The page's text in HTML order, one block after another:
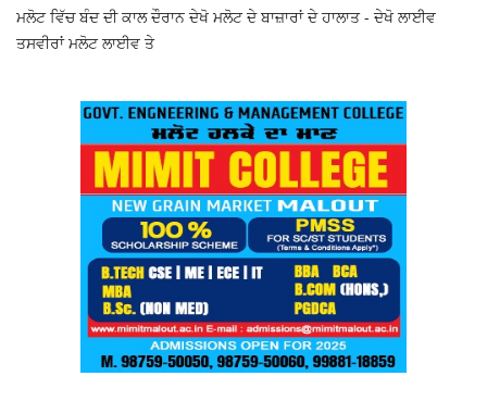
ਮਲੋਟ ਵਿੱਚ ਬੰਦ ਦੀ ਕਾਲ ਦੌਰਾਨ ਦੇਖੋ ਮਲੋਟ ਦੇ ਬਾਜ਼ਾਰਾਂ ਦੇ ਹਾਲਾਤ - ਦੇਖੋ ਲਾਈਵ
ਤਸਵੀਰਾਂ ਮਲੋਟ ਲਾਈਵ ਤੇ